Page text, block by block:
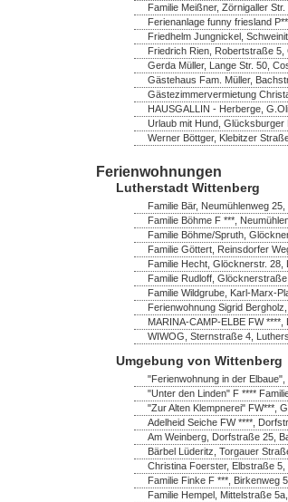
Familie Meißner, Zörnigaller Str.
Ferienanlage funny friesland
Friedhelm Jungnickel,
Friedrich Rien, Robertstraße 5,
Gerda Müller, Lange Str. 50,
Gästehaus Fam. Müller,
Gästezimmervermietung
HAUSGALLIN - Herberge,
Urlaub mit Hund, Glücksburger
Werner Böttger, Klebitzer
Ferienwohnungen
Lutherstadt Wittenberg
Familie Bär, Neumühlenweg
Familie Böhme F ***,
Familie Böhme/Spruth,
Familie Göttert, Reinsdorfer
Familie Hecht, Glöcknerstr. 28,
Familie Rudloff,
Familie Wildgrube, Karl-Marx-
Ferienwohnung Sigrid
MARINA-CAMP-ELBE FW
WIWOG, Sternstraße 4,
Umgebung von Wittenberg
"Ferienwohnung in der
"Unter den Linden" F ****
"Zur Alten Klempnerei" FW***,
Adelheid Seiche FW ****,
Am Weinberg, Dorfstraße 25,
Bärbel Lüderitz, Torgauer
Christina Foerster, Elbstraße 5,
Familie Finke F ***, Birkenweg
Familie Hempel, Mittelstraße